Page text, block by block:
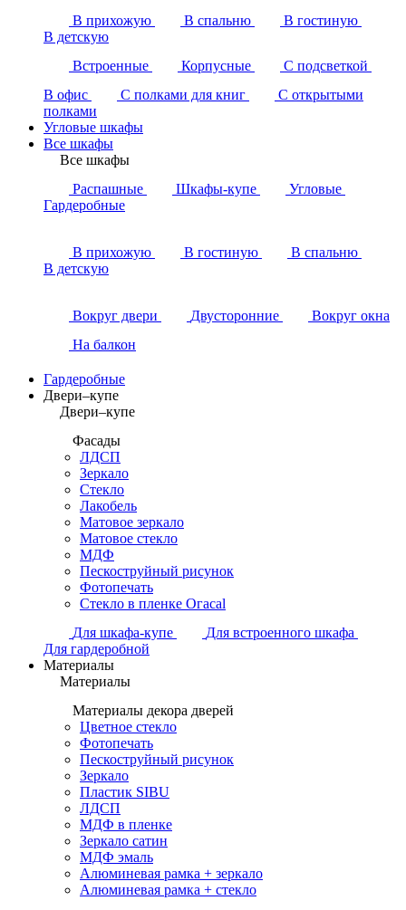
В прихожую
В спальню
В гостиную
В детскую
Встроенные
Корпусные
С подсветкой
В офис
С полками для книг
С открытыми
полками
Угловые шкафы
Все шкафы
Все шкафы
Распашные
Шкафы-купе
Угловые
Гардеробные
В прихожую В гостиную
В спальню
В детскую
Вокруг двери Двусторонние
Вокруг окна
На балкон
Гардеробные
Двери–купе
Двери–купе
Фасады
ЛДСП
Зеркало
Стекло
Лакобель
Матовое зеркало
Матовое стекло
МДФ
Пескоструйный рисунок
Фотопечать
Стекло в пленке Огасаl
Для шкафа-купе
Для встроенного шкафа
Для гардеробной
Материалы
Материалы
Материалы декора дверей
Цветное стекло
Фотопечать
Пескоструйный рисунок
Зеркало
Пластик SIBU
ЛДСП
МДФ в пленке
Зеркало сатин
МДФ эмаль
Алюминевая рамка + зеркало
Алюминевая рамка + стекло